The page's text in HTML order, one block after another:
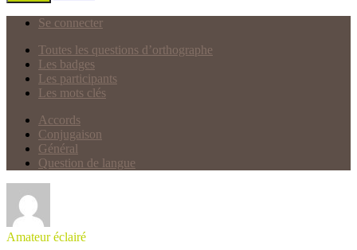
Se connecter
Toutes les questions d’orthographe
Les badges
Les participants
Les mots clés
Accords
Conjugaison
Général
Question de langue
Amateur éclairé